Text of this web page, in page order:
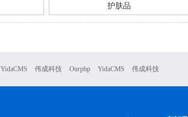
护肤品
YidaCMS 伟成科技 Ourphp YidaCMS 伟成科技